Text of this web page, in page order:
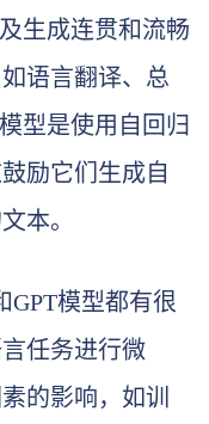
生成连贯和流畅
语言翻译、总
型是使用自回归
励它们生成自
本。
GPT模型都有很
任务进行微
的影响，如训